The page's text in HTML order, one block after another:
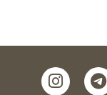
instagram